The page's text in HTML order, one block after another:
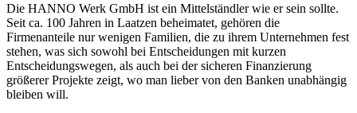
Die HANNO Werk GmbH ist ein Mittelständler wie er sein sollte.
Seit ca. 100 Jahren in Laatzen beheimatet, gehören die
Firmenanteile nur wenigen Familien, die zu ihrem Unternehmen fest
stehen, was sich sowohl bei Entscheidungen mit kurzen
Entscheidungswegen, als auch bei der sicheren Finanzierung
größerer Projekte zeigt, wo man lieber von den Banken unabhängig
bleiben will.